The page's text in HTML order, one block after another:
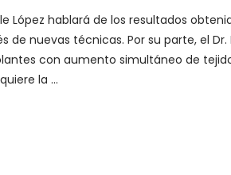
hablará de los resultados
nuevas técnicas. Por su parte, el
con aumento simultáneo de
la